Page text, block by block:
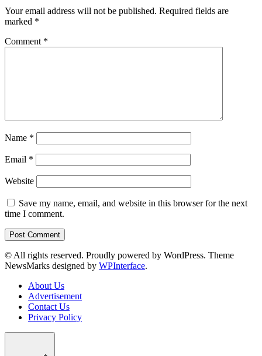
Your email address will not be published. Required fields are
marked *
Comment *
Name *
Email *
Website
Save my name, email, and website in this browser for the next
time I comment.
© All rights reserved. Proudly powered by WordPress. Theme
NewsMarks designed by WPInterface.
About Us
Advertisement
Contact Us
Privacy Policy